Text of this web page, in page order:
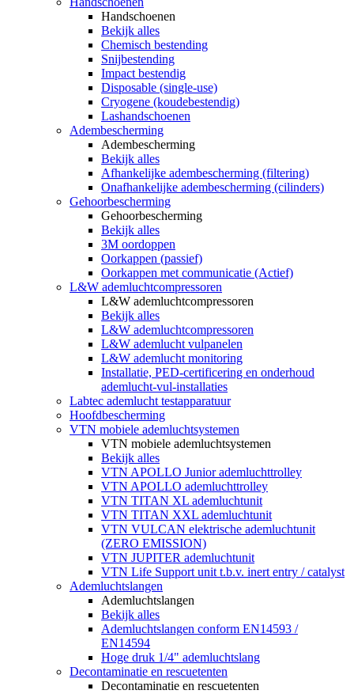
Handschoenen
Bekijk alles
Chemisch bestending
Snijbestending
Impact bestendig
Disposable (single-use)
Cryogene (koudebestendig)
Lashandschoenen
Adembescherming
Adembescherming
Bekijk alles
Afhankelijke adembescherming (filtering)
Onafhankelijke adembescherming (cilinders)
Gehoorbescherming
Gehoorbescherming
Bekijk alles
3M oordoppen
Oorkappen (passief)
Oorkappen met communicatie (Actief)
L&W ademluchtcompressoren
L&W ademluchtcompressoren
Bekijk alles
L&W ademluchtcompressoren
L&W ademlucht vulpanelen
L&W ademlucht monitoring
Installatie, PED-certificering en onderhoud
ademlucht-vul-installaties
Labtec ademlucht testapparatuur
Hoofdbescherming
VTN mobiele ademluchtsystemen
VTN mobiele ademluchtsystemen
Bekijk alles
VTN APOLLO Junior ademluchttrolley
VTN APOLLO ademluchttrolley
VTN TITAN XL ademluchtunit
VTN TITAN XXL ademluchtunit
VTN VULCAN elektrische ademluchtunit
(ZERO EMISSION)
VTN JUPITER ademluchtunit
VTN Life Support unit t.b.v. inert entry / catalyst
Ademluchtslangen
Ademluchtslangen
Bekijk alles
Ademluchtslangen conform EN14593 /
EN14594
Hoge druk 1/4" ademluchtslang
Decontaminatie en rescuetenten
Decontaminatie en rescuetenten